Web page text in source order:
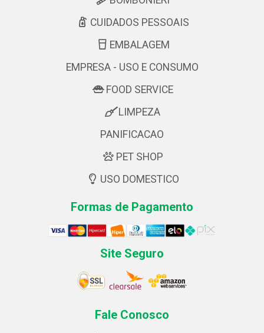
CUIDADOS PESSOAIS
EMBALAGEM
EMPRESA - USO E CONSUMO
FOOD SERVICE
LIMPEZA
PANIFICACAO
PET SHOP
USO DOMESTICO
Formas de Pagamento
Site Seguro
Fale Conosco